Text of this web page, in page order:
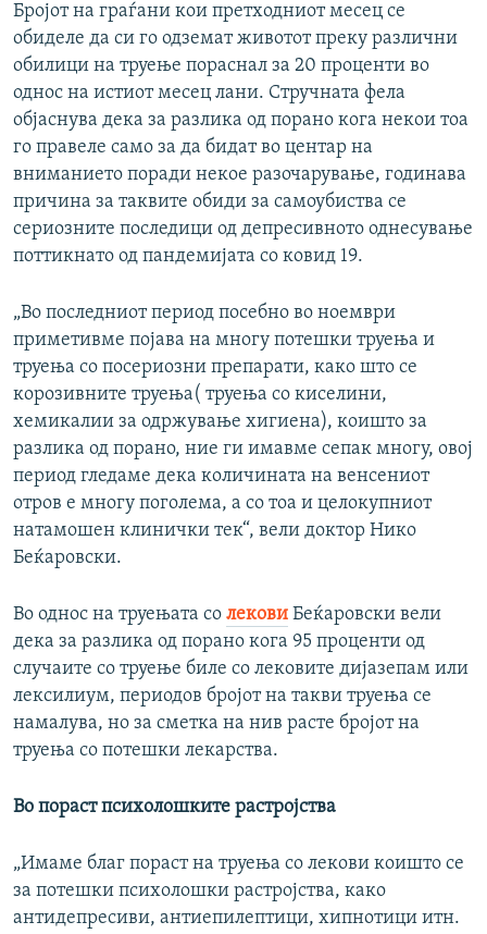
Бројот на граѓани кои претходниот месец се
обиделе да си го одземат животот преку различни
обилици на труење пораснал за 20 проценти во
однос на истиот месец лани. Стручната фела
објаснува дека за разлика од порано кога некои тоа
го правеле само за да бидат во центар на
вниманието поради некое разочарување, годинава
причина за таквите обиди за самоубиства се
сериозните последици од депресивното однесување
поттикнато од пандемијата со ковид 19.
„Во последниот период посебно во ноември
приметивме појава на многу потешки труења и
труења со посериозни препарати, како што се
корозивните труења( труења со киселини,
хемикалии за одржување хигиена), коишто за
разлика од порано, ние ги имавме сепак многу, овој
период гледаме дека количината на венсениот
отров е многу поголема, а со тоа и целокупниот
натамошен клинички тек“, вели доктор Нико
Беќаровски.
Во однос на труењата со лекови Беќаровски вели
дека за разлика од порано кога 95 проценти од
случаите со труење биле со лековите дијазепам или
лексилиум, периодов бројот на такви труења се
намалува, но за сметка на нив расте бројот на
труења со потешки лекарства.
Во пораст психолошките растројства
„Имаме благ пораст на труења со лекови коишто се
за потешки психолошки растројства, како
антидепресиви, антиепилептици, хипнотици итн.